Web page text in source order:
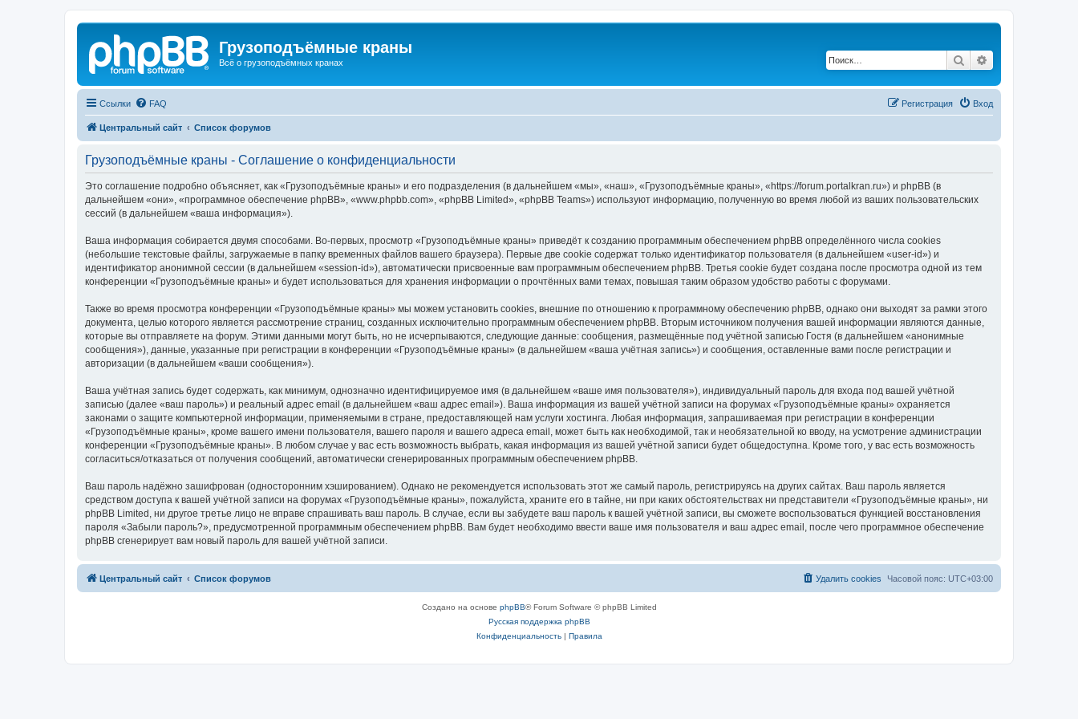
Грузоподъёмные краны
Всё о грузоподъёмных кранах Поиск
Ссылки FAQ Вход
Регистрация
Центральный сайт Список форумов
Грузоподъёмные краны - Соглашение о конфиденциальности
Это соглашение подробно объясняет, как «Грузоподъёмные краны» и его подразделения (в дальнейшем «мы», «наш», «Грузоподъёмные краны», «https://forum.portalkran.ru») и phpBB (в
дальнейшем «они», «программное обеспечение phpBB», «www.phpbb.com», «phpBB Limited», «phpBB Teams») используют информацию, полученную во время любой из ваших пользовательских
сессий (в дальнейшем «ваша информация»).
Ваша информация собирается двумя способами. Во-первых, просмотр «Грузоподъёмные краны» приведёт к созданию программным обеспечением phpBB определённого числа cookies
(небольшие текстовые файлы, загружаемые в папку временных файлов вашего браузера). Первые две cookie содержат только идентификатор пользователя (в дальнейшем «user-id») и
идентификатор анонимной сессии (в дальнейшем «session-id»), автоматически присвоенные вам программным обеспечением phpBB. Третья cookie будет создана после просмотра одной из тем
конференции «Грузоподъёмные краны» и будет использоваться для хранения информации о прочтённых вами темах, повышая таким образом удобство работы с форумами.
Также во время просмотра конференции «Грузоподъёмные краны» мы можем установить cookies, внешние по отношению к программному обеспечению phpBB, однако они выходят за рамки этого
документа, целью которого является рассмотрение страниц, созданных исключительно программным обеспечением phpBB. Вторым источником получения вашей информации являются данные,
которые вы отправляете на форум. Этими данными могут быть, но не исчерпываются, следующие данные: сообщения, размещённые под учётной записью Гостя (в дальнейшем «анонимные
сообщения»), данные, указанные при регистрации в конференции «Грузоподъёмные краны» (в дальнейшем «ваша учётная запись») и сообщения, оставленные вами после регистрации и
авторизации (в дальнейшем «ваши сообщения»).
Ваша учётная запись будет содержать, как минимум, однозначно идентифицируемое имя (в дальнейшем «ваше имя пользователя»), индивидуальный пароль для входа под вашей учётной
записью (далее «ваш пароль») и реальный адрес email (в дальнейшем «ваш адрес email»). Ваша информация из вашей учётной записи на форумах «Грузоподъёмные краны» охраняется
законами о защите компьютерной информации, применяемыми в стране, предоставляющей нам услуги хостинга. Любая информация, запрашиваемая при регистрации в конференции
«Грузоподъёмные краны», кроме вашего имени пользователя, вашего пароля и вашего адреса email, может быть как необходимой, так и необязательной ко вводу, на усмотрение администрации
конференции «Грузоподъёмные краны». В любом случае у вас есть возможность выбрать, какая информация из вашей учётной записи будет общедоступна. Кроме того, у вас есть возможность
согласиться/отказаться от получения сообщений, автоматически сгенерированных программным обеспечением phpBB.
Ваш пароль надёжно зашифрован (односторонним хэшированием). Однако не рекомендуется использовать этот же самый пароль, регистрируясь на других сайтах. Ваш пароль является
средством доступа к вашей учётной записи на форумах «Грузоподъёмные краны», пожалуйста, храните его в тайне, ни при каких обстоятельствах ни представители «Грузоподъёмные краны», ни
phpBB Limited, ни другое третье лицо не вправе спрашивать ваш пароль. В случае, если вы забудете ваш пароль к вашей учётной записи, вы сможете воспользоваться функцией восстановления
пароля «Забыли пароль?», предусмотренной программным обеспечением phpBB. Вам будет необходимо ввести ваше имя пользователя и ваш адрес email, после чего программное обеспечение
phpBB сгенерирует вам новый пароль для вашей учётной записи.
Центральный сайт Список форумов Часовой пояс: UTC+03:00
Удалить cookies
Создано на основе phpBB® Forum Software © phpBB Limited
Русская поддержка phpBB
Конфиденциальность| Правила